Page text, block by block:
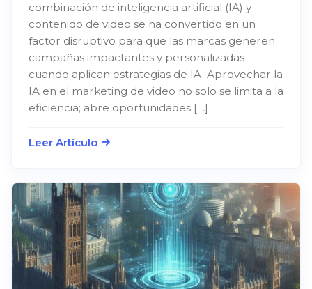
combinación de inteligencia artificial (IA) y
contenido de video se ha convertido en un
factor disruptivo para que las marcas generen
campañas impactantes y personalizadas
cuando aplican estrategias de IA. Aprovechar la
IA en el marketing de video no solo se limita a la
eficiencia; abre oportunidades […]
Leer Artículo